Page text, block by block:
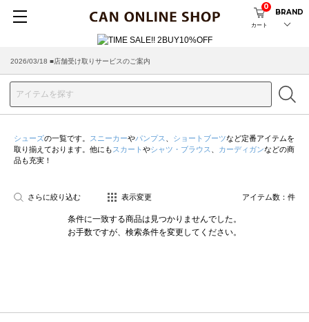
カート
0
BRAND
2026/03/18 ■店舗受け取りサービスのご案内
シューズの一覧です。 スニーカーやパンプス ショートブーツなど定番アイテムを
取り揃えております。他にも スカート やシャツ・ブラウス カーディガンなどの商
品も充実！
さらに絞り込む 表示変更 アイテム数： 件
条件に一致する商品は見つかりませんでした。
お手数ですが、検索条件を変更してください。